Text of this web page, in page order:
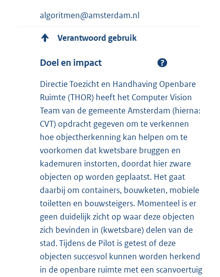
algoritmen@amsterdam.nl
Verantwoord gebruik
Doel en impact
Directie Toezicht en Handhaving Openbare
Ruimte (THOR) heeft het Computer Vision
Team van de gemeente Amsterdam (hierna:
CVT) opdracht gegeven om te verkennen
hoe objectherkenning kan helpen om te
voorkomen dat kwetsbare bruggen en
kademuren instorten, doordat hier zware
objecten op worden geplaatst. Het gaat
daarbij om containers, bouwketen, mobiele
toiletten en bouwsteigers. Momenteel is er
geen duidelijk zicht op waar deze objecten
zich bevinden in (kwetsbare) delen van de
stad. Tijdens de Pilot is getest of deze
objecten succesvol kunnen worden herkend
in de openbare ruimte met een scanvoertuig